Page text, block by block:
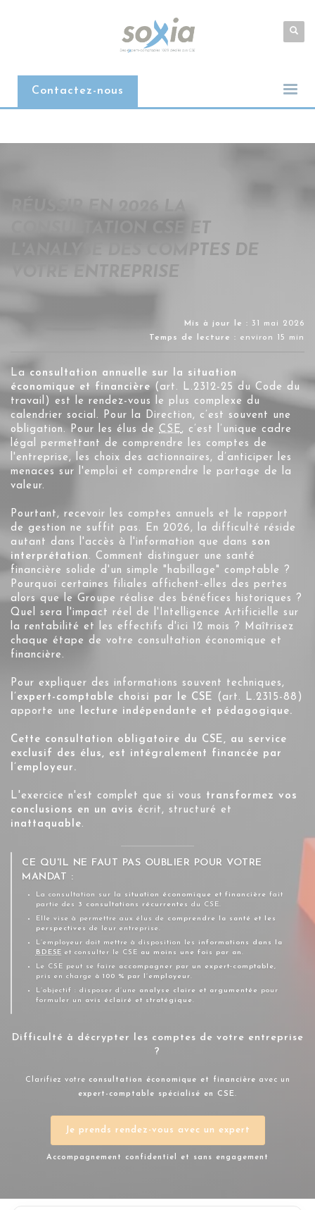
Contactez-nous
CONSULTATION CSE ET
L'ANALYSE DES COMPTES DE
VOTRE ENTREPRISE
Mis à jour le : 31 mai 2026
Temps de lecture : environ 15 min
La consultation annuelle sur la situation
économique et financière ( art. L.2312-25 du Code du
travail ) est le rendez-vous le plus complexe du
calendrier social. Pour la Direction, c’est souvent une
obligation. Pour les élus de CSE, c’est l’unique cadre
légal permettant de comprendre les comptes de
l'entreprise, les choix des actionnaires, d’anticiper les
menaces sur l'emploi et comprendre le partage de la
valeur.
Pourtant, recevoir les comptes annuels et le rapport
de gestion ne suffit pas. En 2026, la difficulté réside
autant dans l'accès à l'information que dans son
interprétation . Comment distinguer une santé
financière solide d'un simple "habillage" comptable ?
Pourquoi certaines filiales affichent-elles des pertes
alors que le Groupe réalise des bénéfices historiques ?
Quel sera l'impact réel de l'Intelligence Artificielle sur
la rentabilité et les effectifs d'ici 12 mois ? Maîtrisez
chaque étape de votre consultation économique et
financière.
Pour expliquer des informations souvent techniques,
l’expert-comptable choisi par le CSE
(art. L.2315-88)
apporte une lecture indépendante et pédagogique.
Cette consultation obligatoire du CSE, au service
exclusif des élus, est intégralement financée par
l’employeur .
L'exercice n'est complet que si vous transformez vos
conclusions en un avis écrit, structuré et
inattaquable.
CE QU'IL NE FAUT PAS OUBLIER POUR VOTRE
MANDAT :
La consultation sur la situation économique et financière
fait
partie des
3 consultations récurrentes du CSE.
Elle vise à permettre aux élus de
comprendre la santé et les
perspectives
de leur entreprise.
L’employeur doit mettre à disposition les
informations dans la
BDESE et consulter le CSE au moins une fois par an .
Le CSE peut se faire accompagner par un expert-comptable ,
pris en charge
à 100 % par l’employeur.
L’objectif : disposer d’une analyse claire et argumentée
pour
formuler un
avis éclairé et stratégique .
Difficulté à décrypter les comptes de votre entreprise
?
Clarifiez votre consultation économique et financière avec un
expert-comptable spécialisé en CSE.
Je prends rendez-vous avec un expert
Accompagnement confidentiel et sans engagement